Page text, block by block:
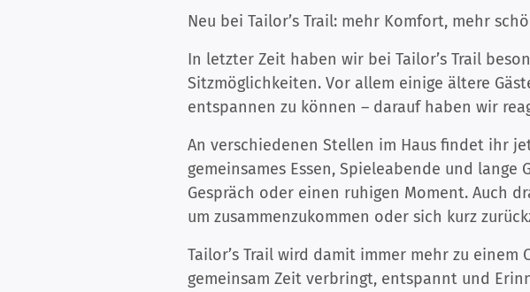
Neu bei Tailor’s Trail: mehr Komfort, mehr
In letzter Zeit haben wir bei Tailor’s Trail
Sitzmöglichkeiten. Vor allem einige ältere
entspannen zu können – darauf haben wir
An verschiedenen Stellen im Haus findet ihr
gemeinsames Essen, Spieleabende und lange
Gespräch oder einen ruhigen Moment. Auch
um zusammenzukommen oder sich kurz
Tailor’s Trail wird damit immer mehr zu
gemeinsam Zeit verbringt, entspannt und